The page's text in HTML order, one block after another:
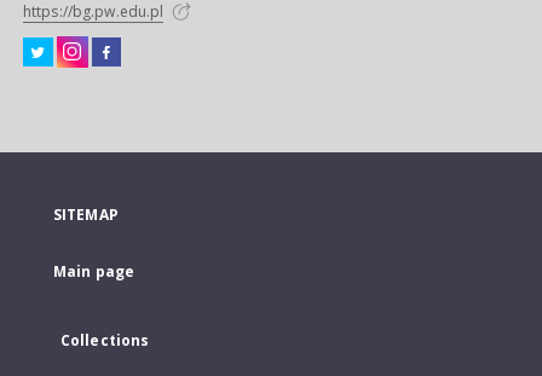
https://bg.pw.edu.pl
SITEMAP
Main page
Collections